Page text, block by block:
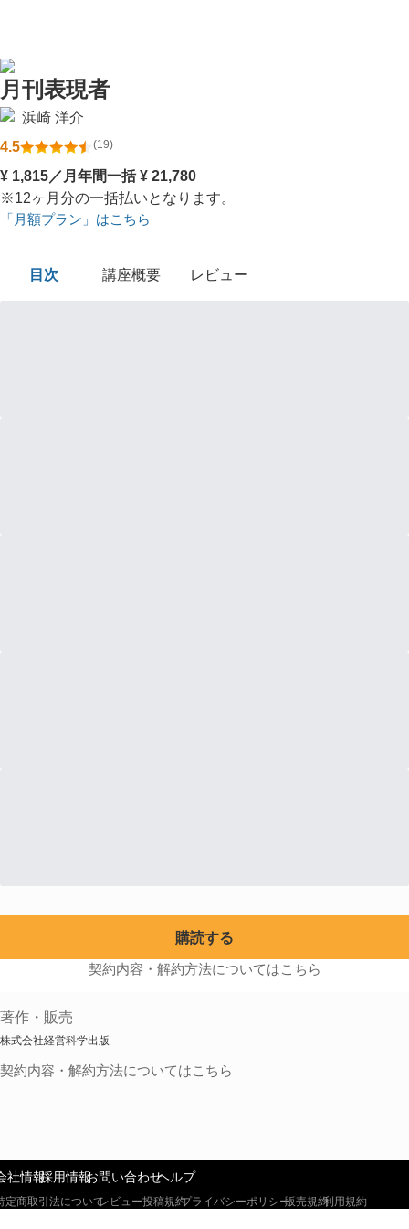
月刊表現者
浜崎 洋介
4.5
(19)
¥ 1,815／月 年間一括 ¥ 21,780
※12ヶ月分の一括払いとなります。
「月額プラン」はこちら
目次 講座概要 レビュー
購読する
契約内容・解約方法についてはこちら
著作・販売
株式会社経営科学出版
契約内容・解約方法についてはこちら
社情報採用情報お問い合わせヘルプ
定商取引法についてレビュー投稿規約プライバシーポリシー販売規約利用規約